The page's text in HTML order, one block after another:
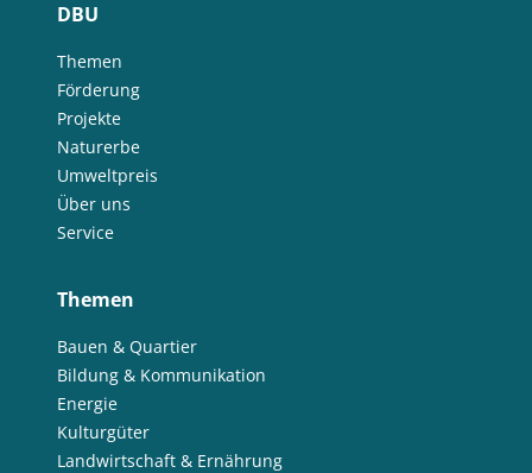
DBU
Themen
Förderung
Projekte
Naturerbe
Umweltpreis
Über uns
Service
Themen
Bauen & Quartier
Bildung & Kommunikation
Energie
Kulturgüter
Landwirtschaft & Ernährung